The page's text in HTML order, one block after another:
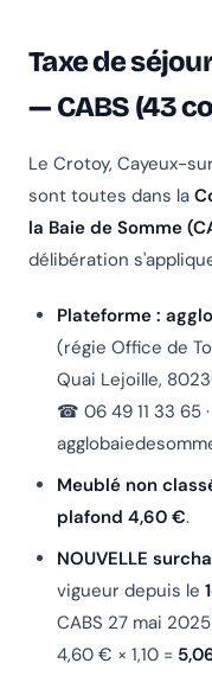
Taxe de
— CABS (43
Le Crotoy, Cayeux-
sont toutes dans la
la Baie de Somme
délibération
Plateforme :
(régie Office de
Quai Lejoille,
☎ 06 49 11 33 65 ·
Meublé non
plafond 4,60 €.
NOUVELLE
vigueur depuis le
CABS 27 mai
4,60 € × 1,10 =